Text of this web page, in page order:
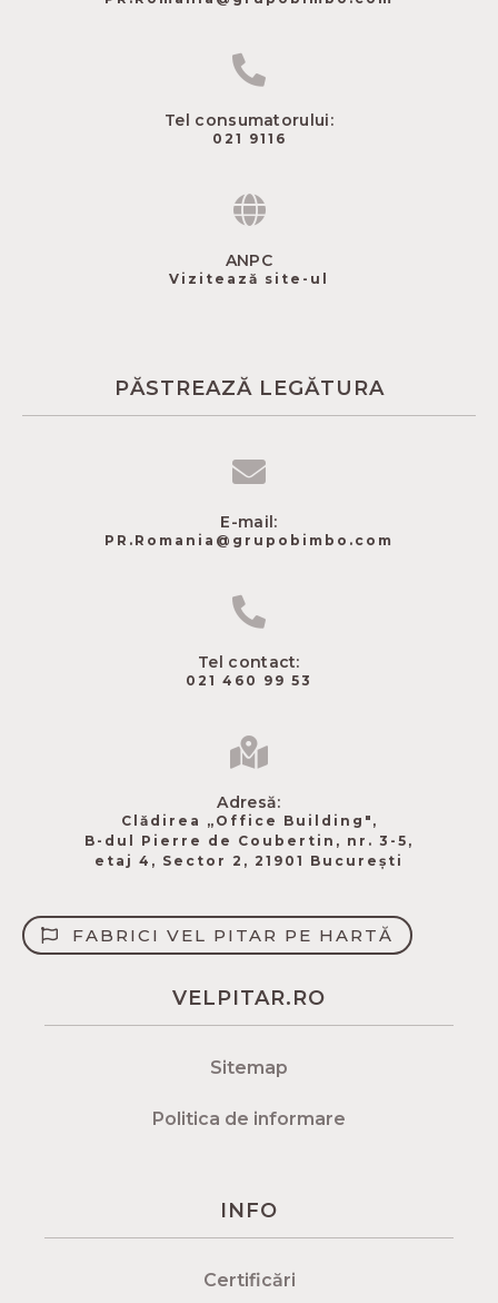
Tel consumatorului:
021 9116
ANPC
Vizitează site-ul
PĂSTREAZĂ LEGĂTURA
E-mail:
PR.Romania@grupobimbo.com
Tel contact:
021 460 99 53
Adresă:
Clădirea „Office Building",
B-dul Pierre de Coubertin​, nr. 3-5,
etaj 4, Sector 2, 21901 București
FABRICI VEL PITAR PE HARTĂ
VELPITAR.RO
Sitemap
Politica de informare
INFO
Certificări